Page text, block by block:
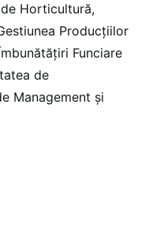
Horticultură,
Producțiilor
Funciare
de
Management și